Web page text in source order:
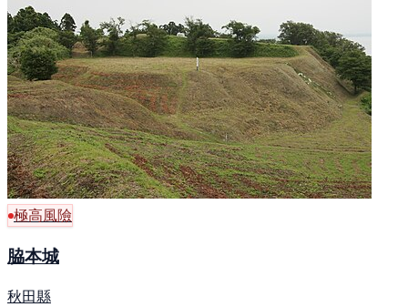
極高風險
脇本城
秋田縣